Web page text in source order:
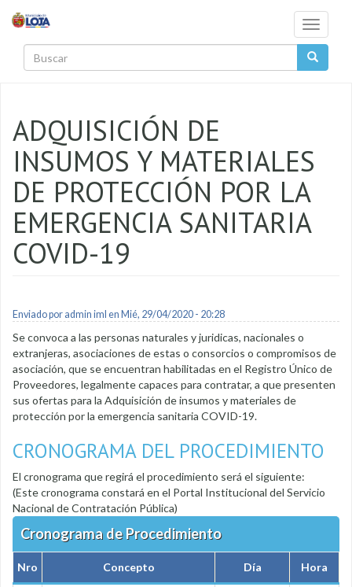
Toggle
ADQUISICIÓN DE
INSUMOS Y MATERIALES
DE PROTECCIÓN POR LA
EMERGENCIA SANITARIA
COVID-19
Enviado por admin iml en Mié, 29/04/2020 - 20:28
Se convoca a las personas naturales y juridicas, nacionales o
extranjeras, asociaciones de estas o consorcios o compromisos de
asociación, que se encuentran habilitadas en el Registro Único de
Proveedores, legalmente capaces para contratar, a que presenten
sus ofertas para la Adquisición de insumos y materiales de
protección por la emergencia sanitaria COVID-19.
CRONOGRAMA DEL PROCEDIMIENTO
El cronograma que regirá el procedimiento será el siguiente:
(Este cronograma constará en el Portal Institucional del Servicio
Nacional de Contratación Pública)
Cronograma de Procedimiento
Nro Concepto Día Hora